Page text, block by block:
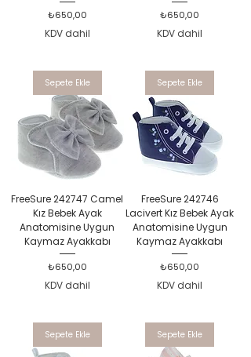
Fiyat
₺650,00
KDV dahil
Sepete Ekle
Fiyat
₺650,00
KDV dahil
Sepete Ekle
FreeSure 242747 Camel
Kız Bebek Ayak
Anatomisine Uygun
Kaymaz Ayakkabı
Fiyat
₺650,00
KDV dahil
Sepete Ekle
FreeSure 242746
Lacivert Kız Bebek Ayak
Anatomisine Uygun
Kaymaz Ayakkabı
Fiyat
₺650,00
KDV dahil
Sepete Ekle